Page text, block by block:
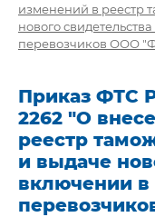
изменений в реестр
нового
перевозчиков ООО
Приказ ФТС
2262 "О
реестр
и выдаче
включении